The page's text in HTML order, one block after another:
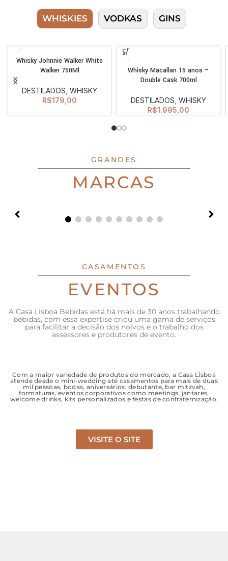
WHISKIES VODKAS GINS
Whisky Johnnie Walker White
Walker 750Ml
DESTILADOS WHISKY
R$179,00
Whisky Macallan 15 anos –
Double Cask 700ml
DESTILADOS WHISKY
R$1.995,00
GRANDES
MARCAS
CASAMENTOS
EVENTOS
A Casa Lisboa Bebidas está há mais de 30 anos trabalhando
bebidas, com essa expertise criou uma gama de serviços
para facilitar a decisão dos noivos e o trabalho dos
assessores e produtores de evento.
Com a maior variedade de produtos do mercado, a Casa Lisboa
atende desde o mini-wedding até casamentos para mais de duas
mil pessoas, bodas, aniversários, debutante, bar mitzvah,
formaturas, eventos corporativos como meetings, jantares,
welcome drinks, kits personalizados e festas de confraternização.
VISITE O SITE